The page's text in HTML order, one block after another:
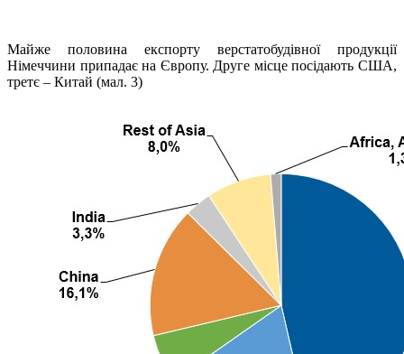
Майже половина експорту верстатобудівної продукції
Німеччини припадає на Європу. Друге місце посідають США,
третє – Китай (мал. 3)